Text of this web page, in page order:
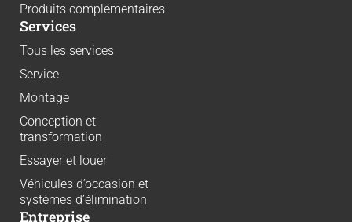
Produits complémentaires
Services
Tous les services
Service
Montage
Conception et
transformation
Essayer et louer
Véhicules d’occasion et
systèmes d’élimination
Entreprise